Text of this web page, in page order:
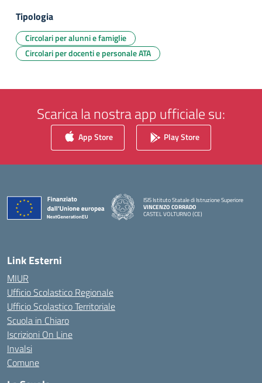
Tipologia
Circolari per alunni e famiglie
Circolari per docenti e personale ATA
Scarica la nostra app ufficiale su:
App Store Play Store
ISIS Istituto Statale di Istruzione Superiore
VINCENZO CORRADO
CASTEL VOLTURNO (CE)
Link Esterni
MIUR
Ufficio Scolastico Regionale
Ufficio Scolastico Territoriale
Scuola in Chiaro
Iscrizioni On Line
Invalsi
Comune